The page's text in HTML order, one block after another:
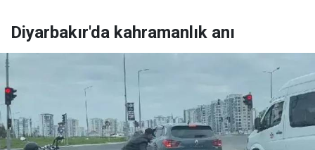
Diyarbakır'da kahramanlık anı